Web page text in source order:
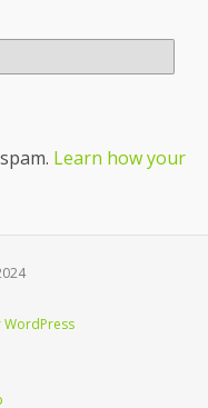
Learn how your
WordPress